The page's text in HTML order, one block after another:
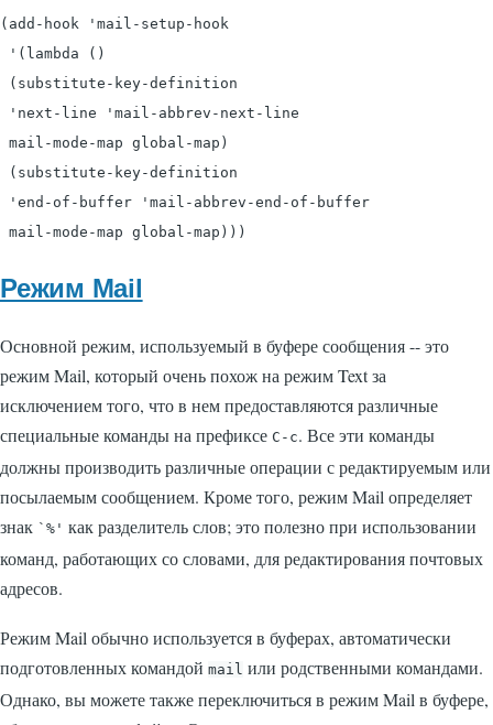
(add-hook 'mail-setup-hook
'(lambda ()
(substitute-key-definition
'next-line 'mail-abbrev-next-line
mail-mode-map global-map)
(substitute-key-definition
'end-of-buffer 'mail-abbrev-end-of-buffer
Режим Mail
Основной режим, используемый в буфере сообщения -- это
режим Mail, который очень похож на режим Text за
исключением того, что в нем предоставляются различные
специальные команды на префиксе C-c. Все эти команды
должны производить различные операции с редактируемым или
посылаемым сообщением. Кроме того, режим Mail определяет
знак `%' как разделитель слов; это полезно при использовании
команд, работающих со словами, для редактирования почтовых
адресов.
Режим Mail обычно используется в буферах, автоматически
подготовленных командой mail или родственными командами.
Однако, вы можете также переключиться в режим Mail в буфере,